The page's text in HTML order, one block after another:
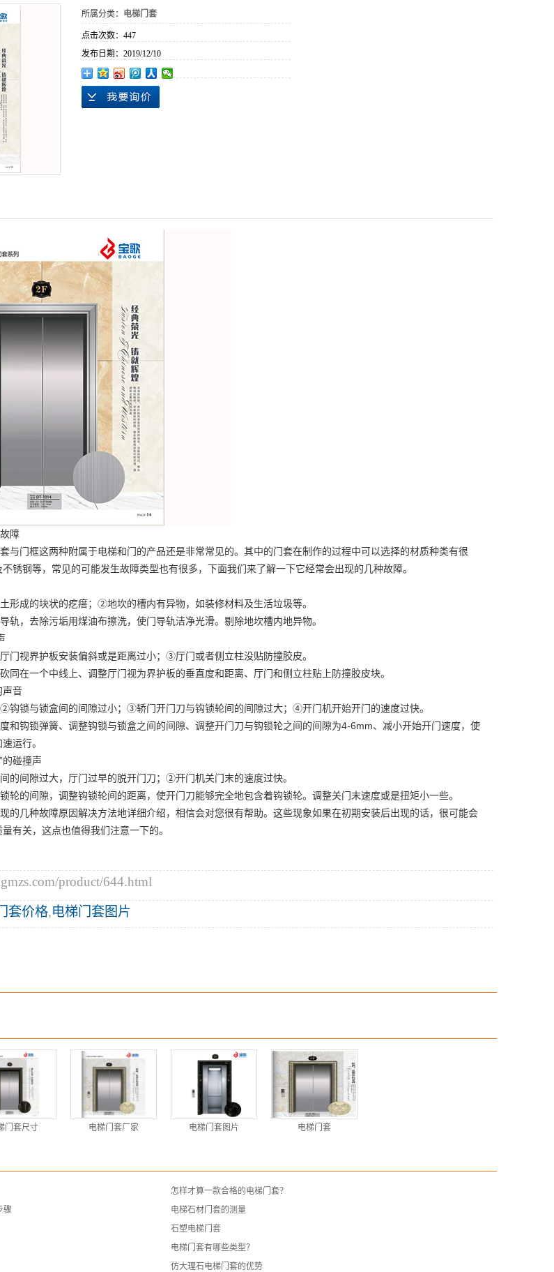
所属分类： 电梯门套
点击次数：447
发布日期：2019/12/10
障
与门框这两种附属于电梯和门的产品还是非常常见的。其中的门套在制作的过程中可以选择的材质种类有很
锈钢等，常见的可能发生故障类型也有很多，下面我们来了解一下它经常会出现的几种故障。
形成的块状的疙瘩；②地坎的槽内有异物，如装修材料及生活垃圾等。
轨，去除污垢用煤油布擦洗，使门导轨洁净光滑。剔除地坎槽内地异物。
视界护板安装偏斜或是距离过小；③厅门或者侧立柱没贴防撞胶皮。
同在一个中线上、调整厅门视为界护板的垂直度和距离、厅门和侧立柱贴上防撞胶皮块。
声音
锁与锁盒间的间隙过小；③轿门开门刀与钩锁轮间的间隙过大；④开门机开始开门的速度过快。
和钩锁弹簧、调整钩锁与锁盒之间的间隙、调整开门刀与钩锁轮之间的间隙为4-6mm、减小开始开门速度，使
运行。
的碰撞声
的间隙过大，厅门过早的脱开门刀；②开门机关门末的速度过快。
轮的间隙，调整钩锁轮间的距离，使开门刀能够完全地包含着钩锁轮。调整关门末速度或是扭矩小一些。
的几种故障原因解决方法地详细介绍，相信会对您很有帮助。这些现象如果在初期安装后出现的话，很可能会
有关，这点也值得我们注意一下的。
product/644.html
套价格,电梯门套图片
门套尺寸 电梯门套厂家 电梯门套图片 电梯门套
怎样才算一款合格的电梯门套？
骤
电梯石材门套的测量
石塑电梯门套
电梯门套有哪些类型？
仿大理石电梯门套的优势